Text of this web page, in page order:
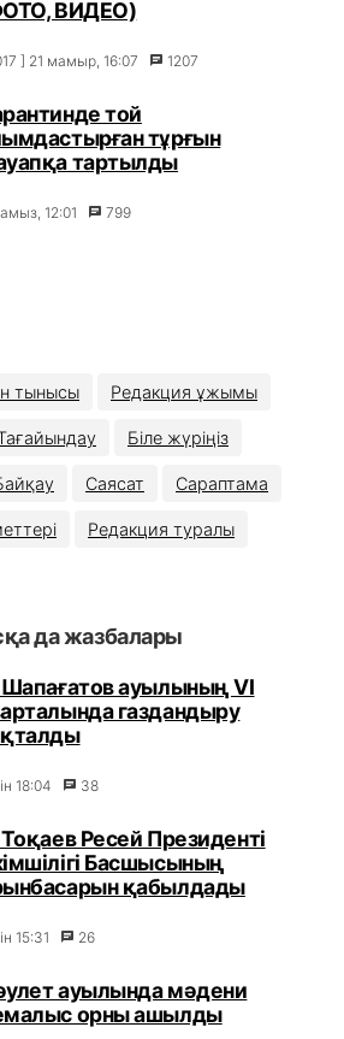
ВИДЕО)
] 21 мамыр, 16:07 1207
той
тұрғын
тартылды
12:01 799
тынысы Редакция ұжымы
Біле жүріңіз
Саясат Сараптама
Редакция туралы
да жазбалары
ауылының VI
газдандыру
18:04 38
Ресей Президенті
Басшысының
қабылдады
15:31 26
ауылында мәдени
орны ашылды